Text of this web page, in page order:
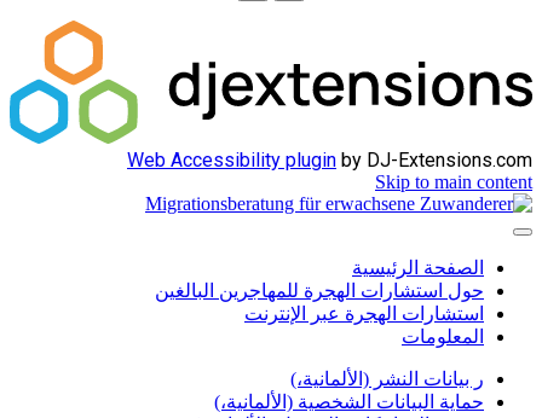
Web Accessibility plugin by DJ-Extensions.com
Skip to main content
الصفحة الرئيسية
حول استشارات الهجرة للمهاجرين البالغين
استشارات الهجرة عبر الإنترنت
المعلومات
ر بيانات النشر (الألمانية،)
حماية البيانات الشخصية (الألمانية،)